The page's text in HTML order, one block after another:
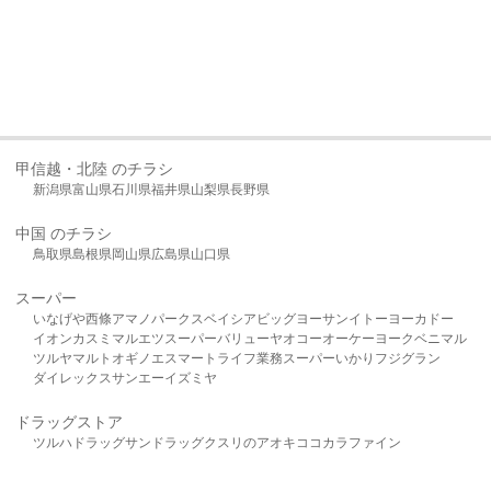
甲信越・北陸 のチラシ
新潟県富山県石川県福井県山梨県長野県
中国 のチラシ
鳥取県島根県岡山県広島県山口県
スーパー
いなげや西條アマノパークスベイシア ビッグヨーサンイトーヨーカドー
イオンカスミ マルエツスーパーバリューヤオコーオーケー ヨークベニマル
ツルヤマルト オギノ エスマート ライフ業務スーパーいかり フジグラン
ダイレックスサンエーイズミヤ
ドラッグストア
ツルハドラッグサンドラッグクスリのアオキ ココカラファイン